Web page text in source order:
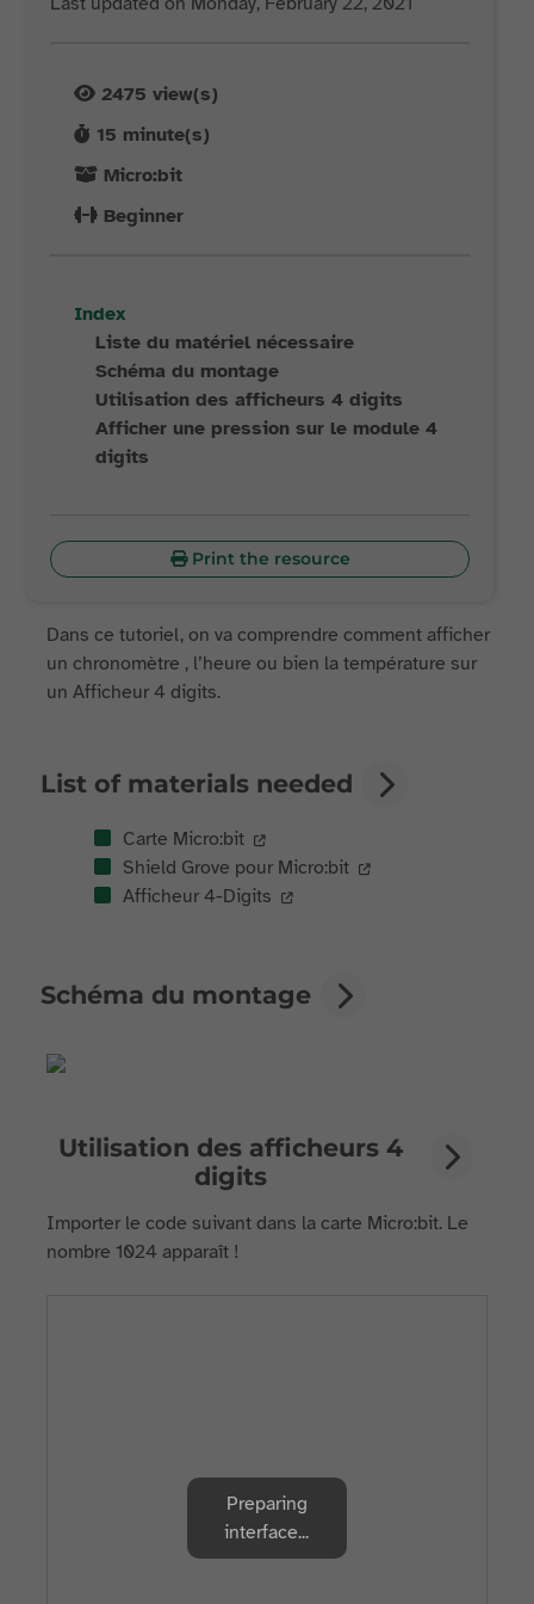
2475 view(s)
15 minute(s)
Micro:bit
Beginner
Index
Liste du matériel nécessaire
Schéma du montage
Utilisation des afficheurs 4 digits
Afficher une pression sur le module 4
digits
Print the resource
Dans ce tutoriel, on va comprendre comment afficher
un chronomètre , l’heure ou bien la température sur
un Afficheur 4 digits.
List of materials needed
Carte Micro:bit
Shield Grove pour Micro:bit
Afficheur 4-Digits
Schéma du montage
Utilisation des afficheurs 4
digits
Importer le code suivant dans la carte Micro:bit. Le
nombre 1024 apparaît !
Preparing
interface...